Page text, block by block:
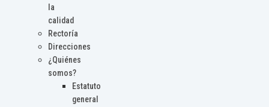
la
calidad
Rectoría
Direcciones
¿Quiénes
somos?
Estatuto
general